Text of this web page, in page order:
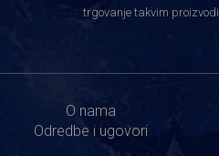
trgovanje takvim
O nama
Odredbe i ugovori